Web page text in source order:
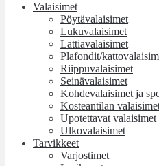
Valaisimet
Pöytävalaisimet
Lukuvalaisimet
Lattiavalaisimet
Plafondit/
Riippuvalaisimet
Seinävalaisimet
Kohdevalaisimet ja
Kosteantilan
Upotettavat valaisimet
Ulkovalaisimet
Tarvikkeet
Varjostimet